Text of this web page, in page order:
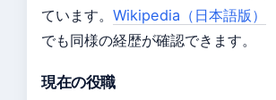
ています。 Wikipedia（日本語版）
でも同様の経歴が確認できます。
現在の役職